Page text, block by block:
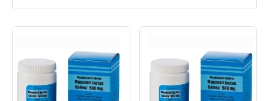
najdrahšie
najpredávanejšie